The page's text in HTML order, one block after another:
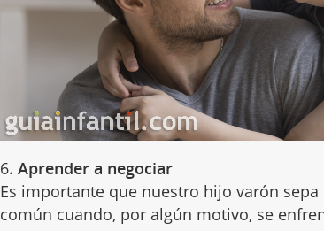
6.Aprender a negociar
Es importante que nuestro hijo varón
común cuando, por algún motivo, se